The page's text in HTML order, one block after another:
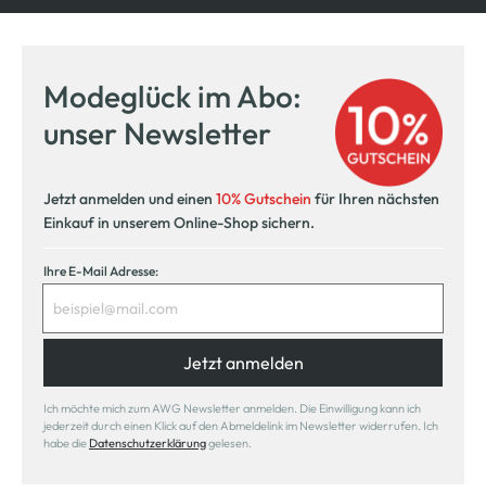
Modeglück im Abo:
unser Newsletter
Jetzt anmelden und einen 10% Gutschein für Ihren nächsten
Einkauf in unserem Online-Shop sichern.
Ihre E-Mail Adresse:
Jetzt anmelden
Ich möchte mich zum AWG Newsletter anmelden. Die Einwilligung kann ich
jederzeit durch einen Klick auf den Abmeldelink im Newsletter widerrufen. Ich
habe die Datenschutzerklärunggelesen.